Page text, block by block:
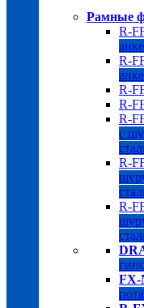
Рамные
R-
R-
R-
R-
R-
с
R-
R-
FX-